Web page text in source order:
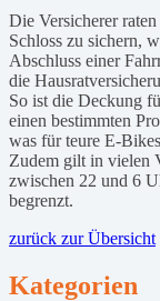
Die Versicherer
Schloss zu sichern,
Abschluss einer
die
So ist die Deckung
einen bestimmten
was für teure E-
Zudem gilt in vielen
zwischen 22 und 6
begrenzt.
zurück zur Übersicht
Kategorien